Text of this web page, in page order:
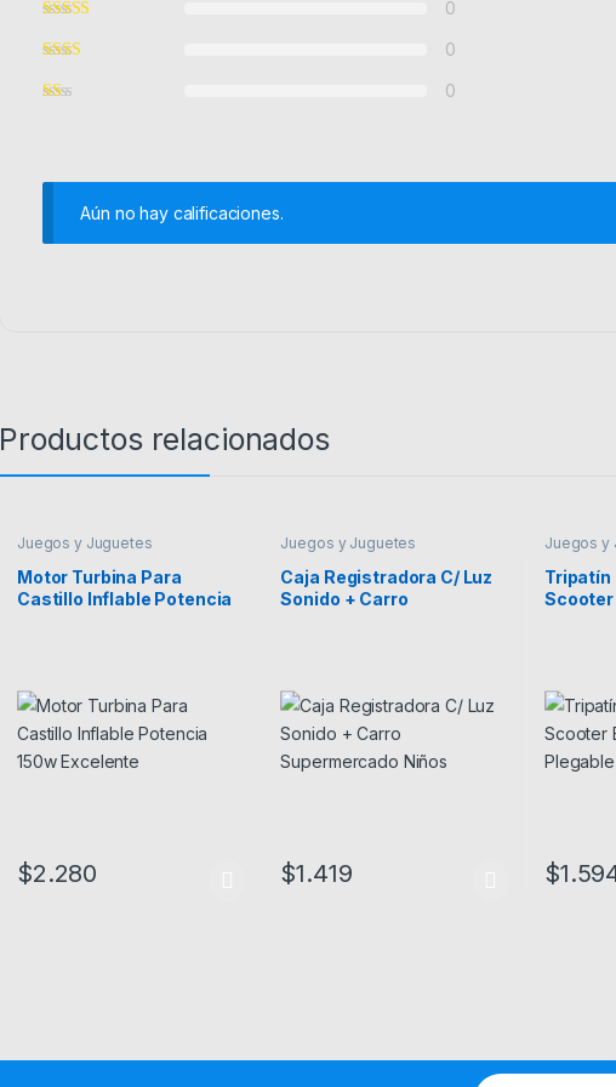
0
0
0
Aún no hay calificaciones.
Productos relacionados
Juegos y Juguetes
Motor Turbina Para
Castillo Inflable Potencia
$2.280
Juegos y Juguetes
Caja Registradora C/ Luz
Sonido + Carro
$1.419
Juegos y
Tripatín
Scooter
$